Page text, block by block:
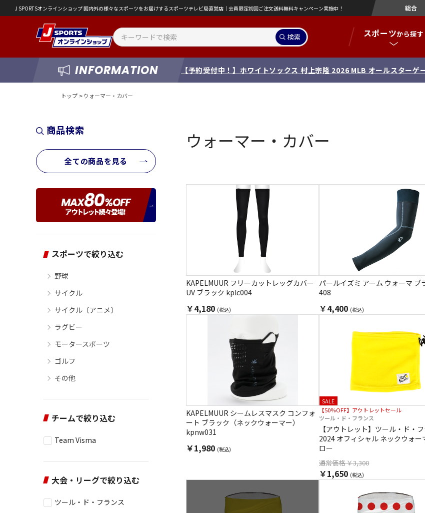
J SPORTSオンラインショップ 国内外の様々なスポーツをお届けするスポーツテレビ局直営店｜会員限定初回ご注文送料無料キャンペーン実施中！ 総合
検索 スポーツから探す
INFORMATION 【予約受付中！】ホワイトソックス 村上宗隆 2026 MLB オールスターゲ
トップ >ウォーマー・カバー
商品検索
全ての商品を見る
スポーツで絞り込む
野球
サイクル
サイクル〔アニメ〕
ラグビー
モータースポーツ
ゴルフ
その他
チームで絞り込む
Team Visma
大会・リーグで絞り込む
ツール・ド・フランス
ウォーマー・カバー
KAPELMUUR フリーカットレッグカバー
UV ブラック kplc004
￥4,180 (税込)
パールイズミ アーム ウォーマ ブ
408
￥4,400 (税込)
KAPELMUUR シームレスマスク コンフォ
ート ブラック（ネックウォーマー）
kpnw031
￥1,980 (税込)
SALE
【50％OFF】アウトレットセール
ツール・ド・フランス
【アウトレット】ツール・ド・
2024 オフィシャル ネックウォー
ロー
￥1,650 (税込)
通常価格 ￥3,300